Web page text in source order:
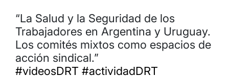
“La Salud y la Seguridad de los
Trabajadores en Argentina y Uruguay.
Los comités mixtos como espacios de
acción sindical.”
#videosDRT #actividadDRT